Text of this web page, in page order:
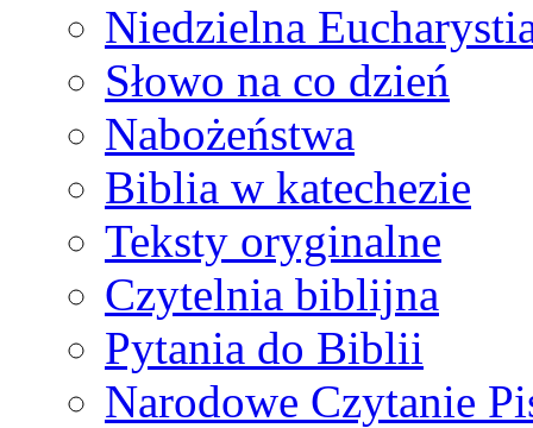
Niedzielna
Słowo na co dzień
Nabożeństwa
Biblia w katechezie
Teksty oryginalne
Czytelnia biblijna
Pytania do Biblii
Narodowe Czytanie